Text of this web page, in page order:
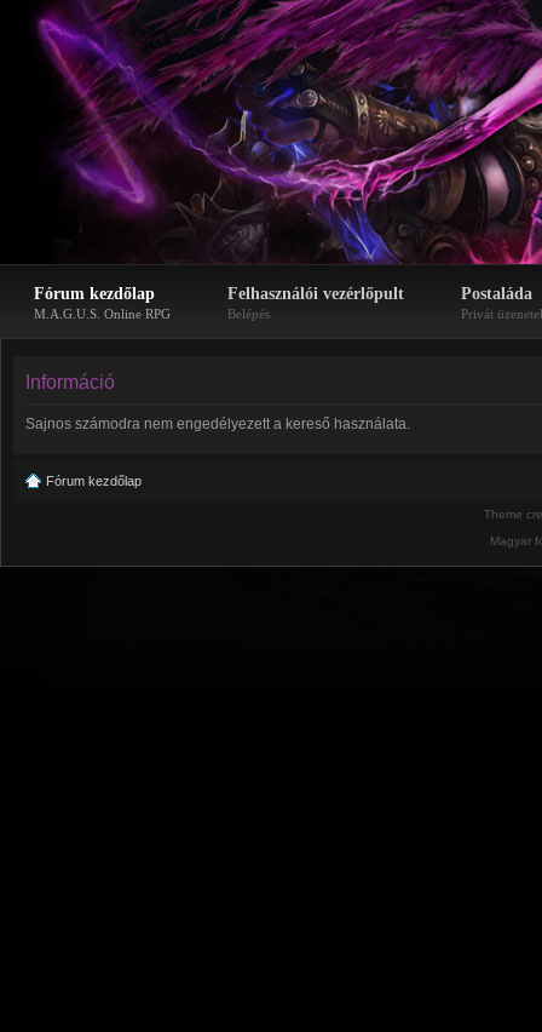
Fórum kezdőlap
M.A.G.U.S. Online RPG
Felhasználói vezérlőpult
Belépés
Postaláda
Privát
Információ
Sajnos számodra nem engedélyezett a kereső használata.
Fórum kezdőlap
Theme
Magyar